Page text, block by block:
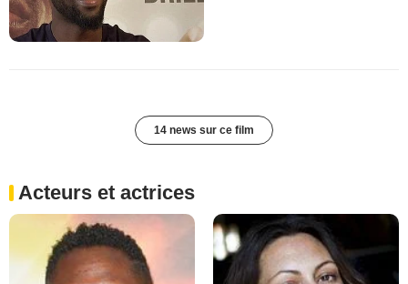
14 news sur ce film
Acteurs et actrices